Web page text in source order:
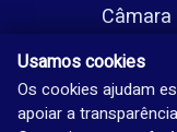
Jardim
Usamos cookies
Os cookies ajudam
apoiar a